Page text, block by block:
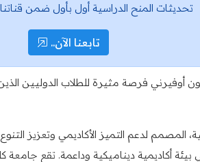
تحديثات المنح الدراسية أول بأول ضمن قناتنا
تابعنا الآن..
أوفيرني فرصة مثيرة للطلاب الدوليين
المصمم لدعم التميز الأكاديمي وتعزيز